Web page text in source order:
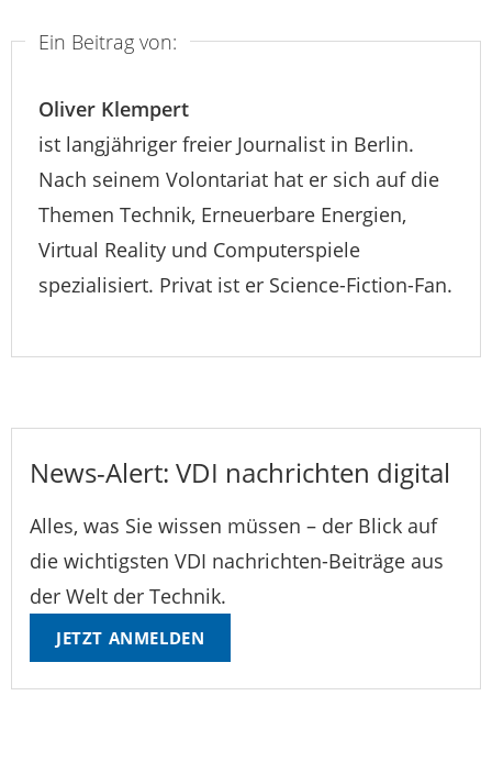
Ein Beitrag von:
Oliver Klempert
ist langjähriger freier Journalist in Berlin.
Nach seinem Volontariat hat er sich auf die
Themen Technik, Erneuerbare Energien,
Virtual Reality und Computerspiele
spezialisiert. Privat ist er Science-Fiction-Fan.
News-Alert: VDI nachrichten digital
Alles, was Sie wissen müssen – der Blick auf
die wichtigsten VDI nachrichten-Beiträge aus
der Welt der Technik.
JETZT ANMELDEN